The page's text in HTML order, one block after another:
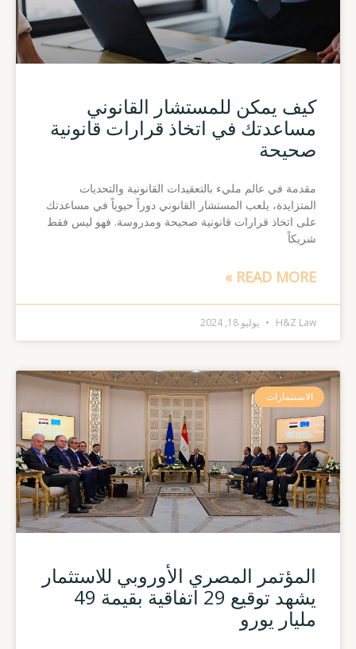
كيف يمكن للمستشار القانوني
مساعدتك في اتخاذ قرارات قانونية
صحيحة
مقدمة في عالم مليء بالتعقيدات القانونية والتحديات
المتزايدة، يلعب المستشار القانوني دوراً حيوياً في مساعدتك
على اتخاذ قرارات قانونية صحيحة ومدروسة. فهو ليس فقط
شريكاً
READ MORE »
H&Z Law يوليو 18, 2024
الاستثمارات
المؤتمر المصري الأوروبي للاستثمار
يشهد توقيع 29 اتفاقية بقيمة 49
مليار يورو